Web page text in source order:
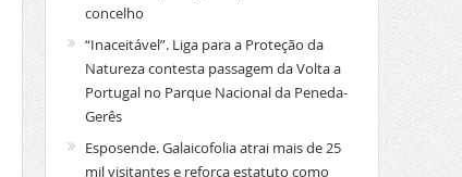
concelho
“Inaceitável”. Liga para a Proteção da
Natureza contesta passagem da Volta a
Portugal no Parque Nacional da Peneda-
Gerês
Esposende. Galaicofolia atrai mais de 25
mil visitantes e reforça estatuto como